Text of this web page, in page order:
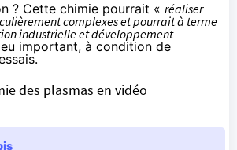
? Cette chimie pourrait « réaliser
complexes et pourrait à terme
industrielle et développement
important, à condition de
des plasmas en vidéo